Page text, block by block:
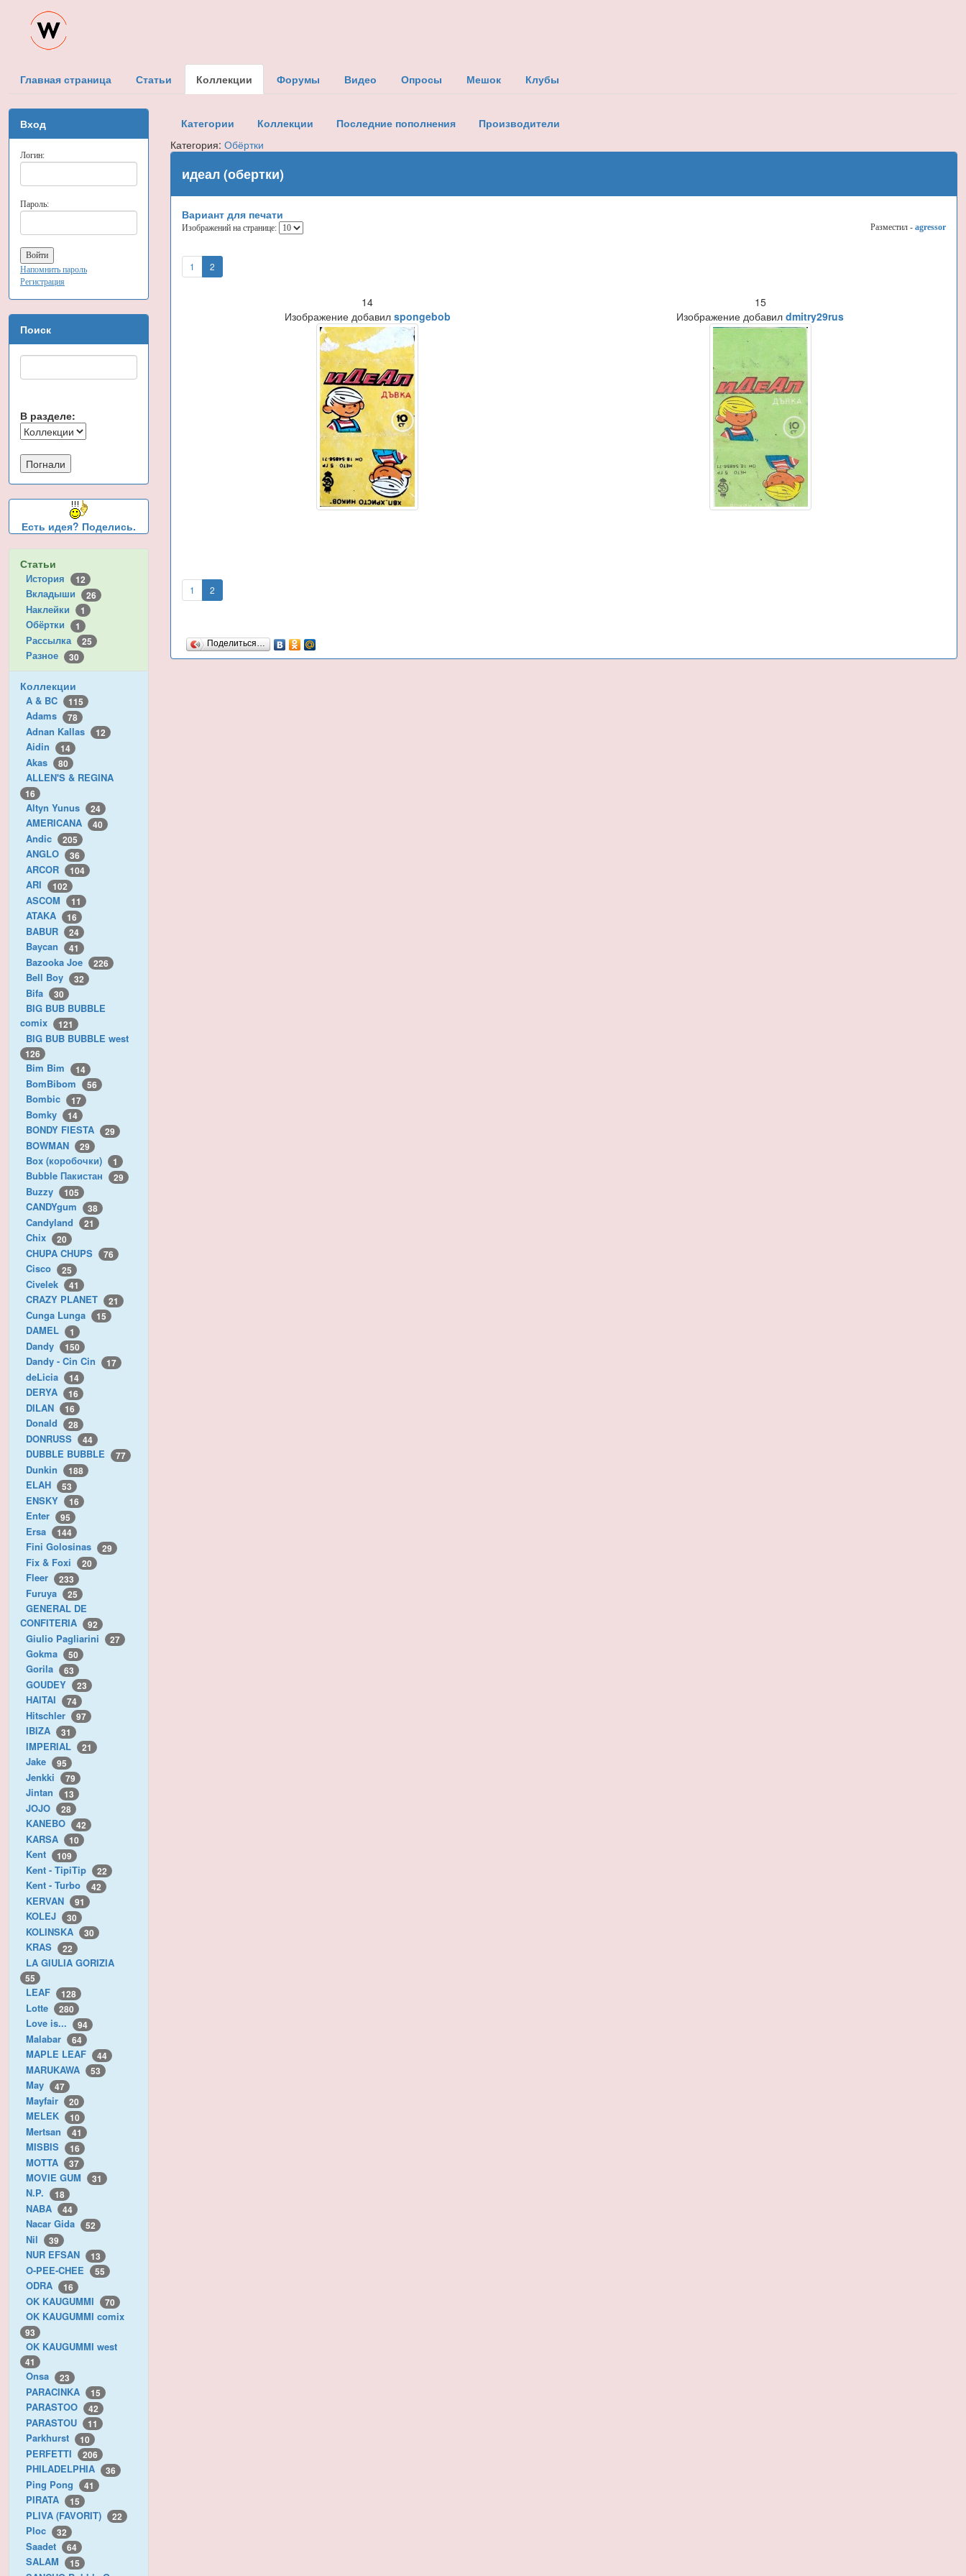
Главная страница Статьи Коллекции Форумы Видео Опросы Мешок Клубы
Вход
Логин:
Пароль:
Напомнить пароль
Регистрация
Поиск
В разделе:
Есть идея? Поделись.
Статьи
История 12
Вкладыши 26
Наклейки 1
Обёртки 1
Рассылка 25
Разное 30
Коллекции
A & BC 115
Adams 78
Adnan Kallas 12
Aidin 14
Akas 80
ALLEN'S & REGINA
16
Altyn Yunus 24
AMERICANA 40
Andic 205
ANGLO 36
ARCOR 104
ARI 102
ASCOM 11
ATAKA 16
BABUR 24
Baycan 41
Bazooka Joe 226
Bell Boy 32
Bifa 30
BIG BUB BUBBLE
comix
121
BIG BUB BUBBLE west
126
Bim Bim 14
BomBibom 56
Bombic 17
Bomky 14
BONDY FIESTA 29
BOWMAN 29
Box (коробочки) 1
Bubble Пакистан 29
Buzzy 105
CANDYgum 38
Candyland 21
Chix 20
CHUPA CHUPS 76
Cisco 25
Civelek 41
CRAZY PLANET 21
Cunga Lunga 15
DAMEL 1
Dandy 150
Dandy - Cin Cin 17
deLicia 14
DERYA 16
DILAN 16
Donald 28
DONRUSS 44
DUBBLE BUBBLE 77
Dunkin 188
ELAH 53
ENSKY 16
Enter 95
Ersa 144
Fini Golosinas 29
Fix & Foxi 20
Fleer 233
Furuya 25
GENERAL DE
CONFITERIA
92
Giulio Pagliarini 27
Gokma 50
Gorila 63
GOUDEY 23
HAITAI 74
Hitschler 97
IBIZA 31
IMPERIAL 21
Jake 95
Jenkki 79
Jintan 13
JOJO 28
KANEBO 42
KARSA 10
Kent 109
Kent - TipiTip 22
Kent - Turbo 42
KERVAN 91
KOLEJ 30
KOLINSKA 30
KRAS 22
LA GIULIA GORIZIA
55
LEAF 128
Lotte 280
Love is... 94
Malabar 64
MAPLE LEAF 44
MARUKAWA 53
May 47
Mayfair 20
MELEK 10
Mertsan 41
MISBIS 16
MOTTA 37
MOVIE GUM 31
N.P. 18
NABA 44
Nacar Gida 52
Nil 39
NUR EFSAN 13
O-PEE-CHEE 55
ODRA 16
OK KAUGUMMI 70
OK KAUGUMMI comix
93
OK KAUGUMMI west
41
Onsa 23
PARACINKA 15
PARASTOO 42
PARASTOU 11
Parkhurst 10
PERFETTI 206
PHILADELPHIA 36
Ping Pong 41
PIRATA 15
PLIVA (FAVORIT) 22
Ploc 32
Saadet 64
SALAM 15
Категории Коллекции Последние пополнения
Производители
Категория: Обёртки
идеал (обертки)
Вариант для печати
Изображений на странице: Разместил - agressor
1 2
14
Изображение добавил spongebob
15
Изображение добавилdmitry29rus
1 2
Поделиться…